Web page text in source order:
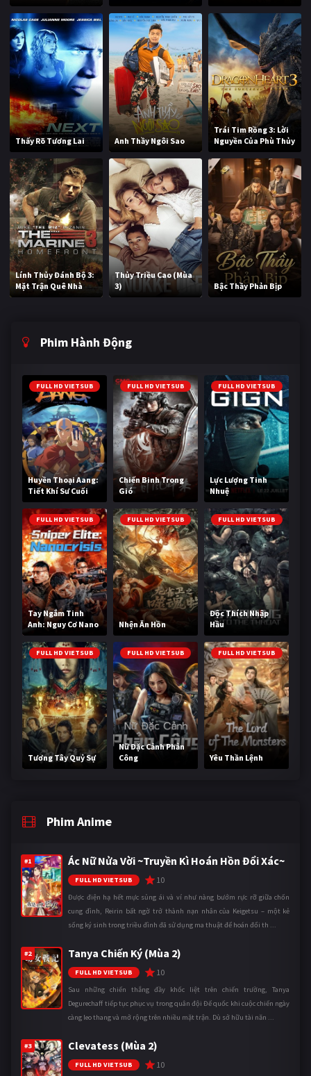
Thấy Rõ Tương Lai Anh Thầy Ngôi Sao
Trái Tim Rồng 3: Lời
Nguyền Của Phù Thủy
Lính Thủy Đánh Bộ 3:
Mặt Trận Quê Nhà
Thủy Triều Cao (Mùa
3)
Bậc Thầy Phản Bịp
Phim Hành Động
FULL HD VIETSUB
Huyền Thoại Aang:
Tiết Khí Sư Cuối
Cùng
FULL HD VIETSUB
Chiến Binh Trong
Gió
FULL HD VIETSUB
Lực Lượng Tinh
Nhuệ
FULL HD VIETSUB
Tay Ngắm Tinh
Anh: Nguy Cơ Nano
FULL HD VIETSUB
Nhện Ăn Hồn
FULL HD VIETSUB
Độc Thích Nhập
Hầu
FULL HD VIETSUB
Tương Tây Quỷ Sự
FULL HD VIETSUB
Nữ Đặc Cảnh Phản
Công
FULL HD VIETSUB
Yêu Thần Lệnh
Phim Anime
#1 Ác Nữ Nửa Vời ~Truyền Kì Hoán Hồn Đổi Xác~
FULL HD VIETSUB 10
Được điện hạ hết mực sủng ái và ví như nàng bướm rực rỡ giữa chốn
cung đình, Reirin bất ngờ trở thành nạn nhân của Keigetsu – một kẻ
sống ký sinh trong triều đình đã sử dụng ma thuật để hoán đổi th ...
#2 Tanya Chiến Ký (Mùa 2)
FULL HD VIETSUB 10
Sau những chiến thắng đầy khốc liệt trên chiến trường, Tanya
Degurechaff tiếp tục phục vụ trong quân đội Đế quốc khi cuộc chiến ngày
càng leo thang và mở rộng trên nhiều mặt trận. Dù sở hữu tài năn ...
#3 Clevatess (Mùa 2)
FULL HD VIETSUB 10